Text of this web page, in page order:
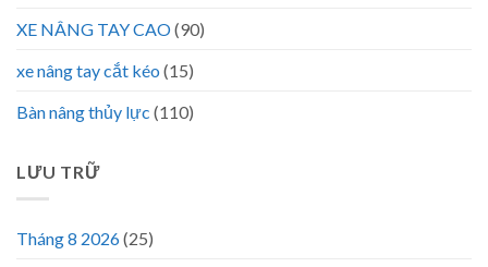
XE NÂNG TAY CAO(90)
xe nâng tay cắt kéo (15)
Bàn nâng thủy lực (110)
LƯU TRỮ
Tháng 8 2026(25)